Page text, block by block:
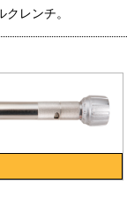
レンチ。